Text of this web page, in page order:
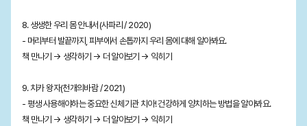
8. 생생한 우리 몸 안내서(사파리 / 2020)
- 머리부터 발끝까지, 피부에서 손톱까지 우리 몸에 대해 알아봐요.
책 만나기 → 생각하기 → 더 알아보기 → 익히기
9. 치카 왕자(천개의바람 / 2021)
- 평생 사용해야하는 중요한 신체기관 치아! 건강하게 양치하는 방법을 알아봐요.
책 만나기 → 생각하기 → 더 알아보기 → 익히기